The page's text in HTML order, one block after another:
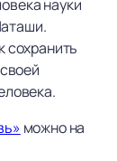
науки
сохранить
можно на